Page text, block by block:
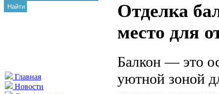
Найти
Главная
Новости
Отделка
место для
Балкон — это
уютной зоной